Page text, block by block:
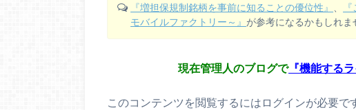
『増担保規制銘柄を事前に知ることの優位性』
モバイルファクトリー～』 が参考になるかもしれま
現在管理人のブログで『機能するラ
このコンテンツを閲覧するにはログインが必要で